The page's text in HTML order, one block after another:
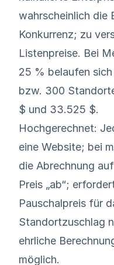
wahrscheinlich die
Konkurrenz; zu
Listenpreise. Bei
25 % belaufen
bzw. 300
$ und 33.525 $.
Hochgerechnet:
eine Website; bei
die Abrechnung
Preis „ab“;
Pauschalpreis für
Standortzuschlag
ehrliche
möglich.